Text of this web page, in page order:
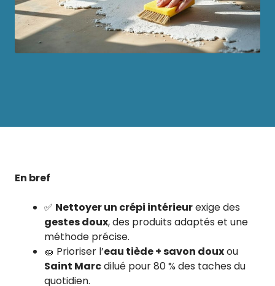
En bref
✅ Nettoyer un crépi intérieurexige des
gestes doux, des produits adaptés et une
méthode précise.
🧽 Prioriser l’eau tiède + savon douxou
Saint Marcdilué pour 80 % des taches du
quotidien.